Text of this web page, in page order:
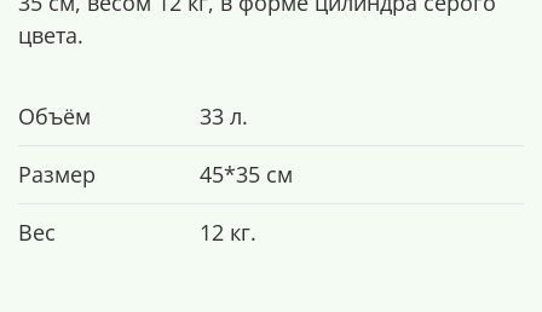
цвета.
Объём
33 л.
Размер
45*35 см
Вес
12 кг.